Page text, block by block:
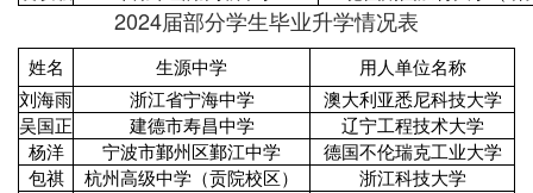
2024届部分学生毕业升学情况表
姓名 生源中学
用人单位名称
刘海雨
浙江省宁海中学
澳大利亚悉尼科技大学
吴国正
建德市寿昌中学
辽宁工程技术大学
杨洋
宁波市鄞州区鄞江中学
德国不伦瑞克工业大学
包祺
杭州高级中学（贡院校区）
浙江科技大学